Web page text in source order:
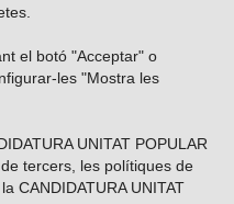
el botó "Acceptar" o
les "Mostra les
UNITAT POPULAR
tercers, les polítiques de
CANDIDATURA UNITAT
nostre butlletí?